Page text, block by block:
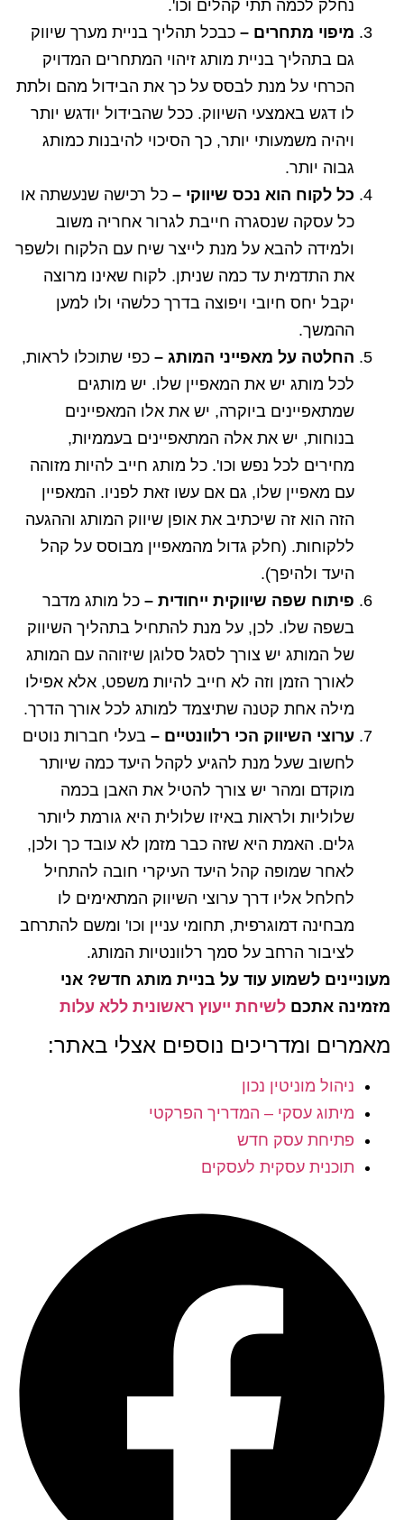
נחלק לכמה תתי קהלים וכו'.
מיפוי מתחרים – כבכל תהליך בניית מערך שיווק
גם בתהליך בניית מותג זיהוי המתחרים המדויק
הכרחי על מנת לבסס על כך את הבידול מהם ולתת
לו דגש באמצעי השיווק. ככל שהבידול יודגש יותר
ויהיה משמעותי יותר, כך הסיכוי להיבנות כמותג
גבוה יותר.
כל לקוח הוא נכס שיווקי – כל רכישה שנעשתה או
כל עסקה שנסגרה חייבת לגרור אחריה משוב
ולמידה להבא על מנת לייצר שיח עם הלקוח ולשפר
את התדמית עד כמה שניתן. לקוח שאינו מרוצה
יקבל יחס חיובי ויפוצה בדרך כלשהי ולו למען
ההמשך.
החלטה על מאפייני המותג – כפי שתוכלו לראות,
לכל מותג יש את המאפיין שלו. יש מותגים
שמתאפיינים ביוקרה, יש את אלו המאפיינים
בנוחות, יש את אלה המתאפיינים בעממיות,
מחירים לכל נפש וכו'. כל מותג חייב להיות מזוהה
עם מאפיין שלו, גם אם עשו זאת לפניו. המאפיין
הזה הוא זה שיכתיב את אופן שיווק המותג וההגעה
ללקוחות. (חלק גדול מהמאפיין מבוסס על קהל
היעד ולהיפך).
פיתוח שפה שיווקית ייחודית – כל מותג מדבר
בשפה שלו. לכן, על מנת להתחיל בתהליך השיווק
של המותג יש צורך לסגל סלוגן שיזוהה עם המותג
לאורך הזמן וזה לא חייב להיות משפט, אלא אפילו
מילה אחת קטנה שתיצמד למותג לכל אורך הדרך.
ערוצי השיווק הכי רלוונטיים – בעלי חברות נוטים
לחשוב שעל מנת להגיע לקהל היעד כמה שיותר
מוקדם ומהר יש צורך להטיל את האבן בכמה
שלוליות ולראות באיזו שלולית היא גורמת ליותר
גלים. האמת היא שזה כבר מזמן לא עובד כך ולכן,
לאחר שמופה קהל היעד העיקרי חובה להתחיל
לחלחל אליו דרך ערוצי השיווק המתאימים לו
מבחינה דמוגרפית, תחומי עניין וכו' ומשם להתרחב
לציבור הרחב על סמך רלוונטיות המותג.
מעוניינים לשמוע עוד על בניית מותג חדש? אני
מזמינה אתכם לשיחת ייעוץ ראשונית ללא עלות
מאמרים ומדריכים נוספים אצלי באתר:
ניהול מוניטין נכון
מיתוג עסקי – המדריך הפרקטי
פתיחת עסק חדש
תוכנית עסקית לעסקים